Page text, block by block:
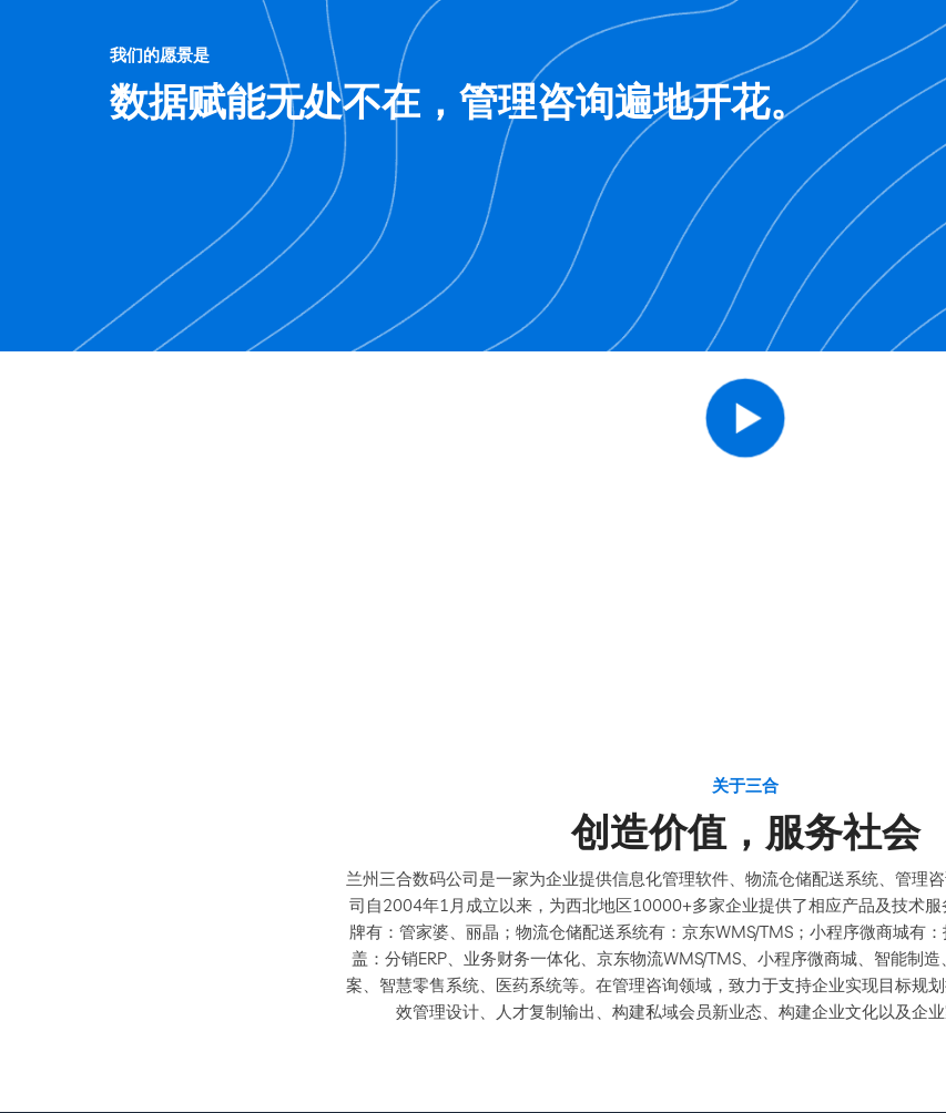
我们的愿景是
数据赋能无处不在，管理咨询遍地开花。
关于三合
创造价值，服务社会
兰州三合数码公司是一家为企业提供信息化管理软件、物流仓储配送系统、管理
司自2004年1月成立以来，为西北地区10000+多家企业提供了相应产品及技术
牌有：管家婆、丽晶；物流仓储配送系统有：京东WMS/TMS；小程序微商城有
盖：分销ERP、业务财务一体化、京东物流WMS/TMS、小程序微商城、智能制
案、智慧零售系统、医药系统等。在管理咨询领域，致力于支持企业实现目标规
效管理设计、人才复制输出、构建私域会员新业态、构建企业文化以及企业